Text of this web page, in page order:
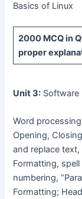
Basics of Linux
2000 MCQin
proper
Unit 3: Software
Word
Opening,
and replace
Formatting,
numbering,
Formatting;